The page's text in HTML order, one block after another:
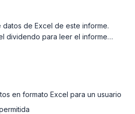
de Excel de este informe.
dividendo para leer el informe
en formato Excel para un usuario